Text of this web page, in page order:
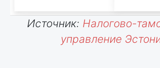
Источник: Налогово-
управление